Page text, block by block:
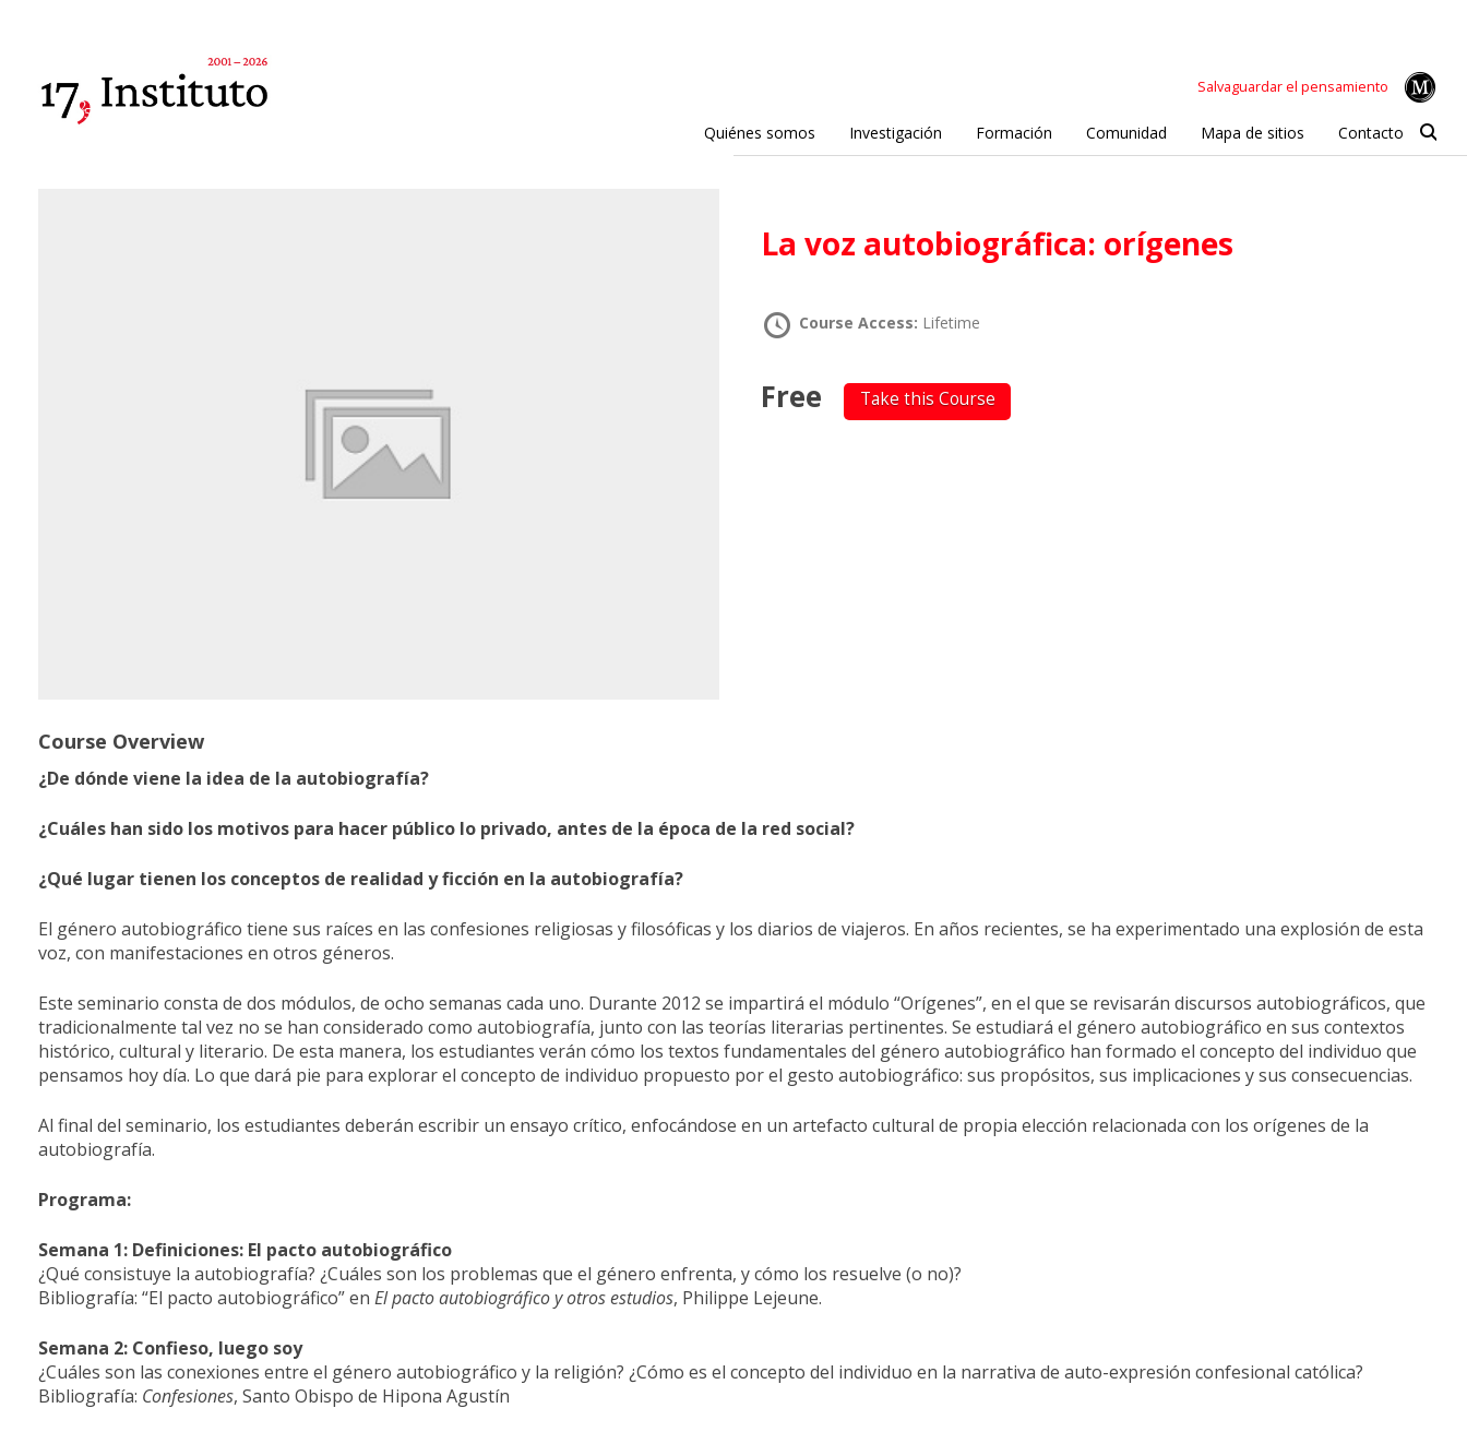
Salvaguardar el pensamiento
Quiénes somos Investigación Formación Comunidad Mapa de sitios Contacto
La voz autobiográfica: orígenes
Course Access: Lifetime
Free Take this Course
Course Overview
¿De dónde viene la idea de la autobiografía?
¿Cuáles han sido los motivos para hacer público lo privado, antes de la época de la red social?
¿Qué lugar tienen los conceptos de realidad y ficción en la autobiografía?
El género autobiográfico tiene sus raíces en las confesiones religiosas y filosóficas y los diarios de viajeros. En años recientes, se ha experimentado una explosión de esta
voz, con manifestaciones en otros géneros.
Este seminario consta de dos módulos, de ocho semanas cada uno. Durante 2012 se impartirá el módulo “Orígenes”, en el que se revisarán discursos autobiográficos, que
tradicionalmente tal vez no se han considerado como autobiografía, junto con las teorías literarias pertinentes. Se estudiará el género autobiográfico en sus contextos
histórico, cultural y literario. De esta manera, los estudiantes verán cómo los textos fundamentales del género autobiográfico han formado el concepto del individuo que
pensamos hoy día. Lo que dará pie para explorar el concepto de individuo propuesto por el gesto autobiográfico: sus propósitos, sus implicaciones y sus consecuencias.
Al final del seminario, los estudiantes deberán escribir un ensayo crítico, enfocándose en un artefacto cultural de propia elección relacionada con los orígenes de la
autobiografía.
Programa:
Semana 1: Definiciones: El pacto autobiográfico
¿Qué consistuye la autobiografía? ¿Cuáles son los problemas que el género enfrenta, y cómo los resuelve (o no)?
Bibliografía: “El pacto autobiográfico” en El pacto autobiográfico y otros estudios, Philippe Lejeune.
Semana 2: Confieso, luego soy
¿Cuáles son las conexiones entre el género autobiográfico y la religión? ¿Cómo es el concepto del individuo en la narrativa de auto-expresión confesional católica?
Bibliografía: Confesiones, Santo Obispo de Hipona Agustín